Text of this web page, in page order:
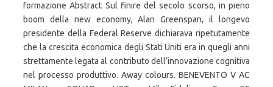
formazione Abstract Sul finire del secolo scorso, in pieno
boom della new economy, Alan Greenspan, il longevo
presidente della Federal Reserve dichiarava ripetutamente
che la crescita economica degli Stati Uniti era in quegli anni
strettamente legata al contributo dell’innovazione cognitiva
nel processo produttivo. Away colours. BENEVENTO V AC